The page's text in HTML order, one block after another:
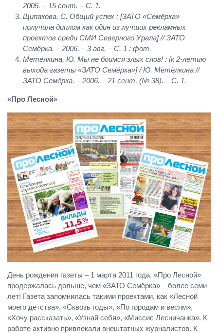
2005. – 15 сент. – С. 1.
Щипакова, С. Общий успех : [ЗАТО «Семёрка»
получила диплом как один из лучших рекламных
проектов среди СМИ Северного Урала] // ЗАТО
Семёрка. – 2006. – 3 авг. – С. 1 : фот.
Метёлкина, Ю. Мы не боимся злых слов! : [к 2-летию
выхода газеты «ЗАТО Семёрка»] / Ю. Метёлкина //
ЗАТО Семёрка. – 2006. – 21 сент. (№ 38). – С. 1.
«Про Лесной»
День рождения газеты – 1 марта 2011 года. «Про Лесной»
продержалась дольше, чем «ЗАТО Семёрка» – более семи
лет! Газета запомнилась такими проектами, как «Лесной
моего детства», «Сквозь годы», «По городам и весям»,
«Хочу рассказать», «Узнай себя», «Миссис Лесничанка». К
работе активно привлекали внештатных журналистов. К